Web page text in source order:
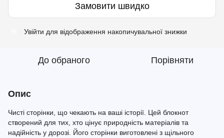
Замовити швидко
Увійти для відображення накопичувальної знижки
До обраного Порівняти
Опис
Чисті сторінки, що чекають на ваші історії. Цей блокнот
створений для тих, хто цінує природність матеріалів та
надійність у дорозі. Його сторінки виготовлені з щільного